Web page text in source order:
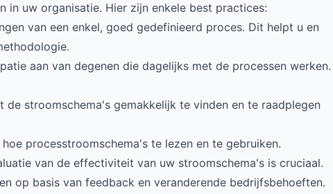
in uw organisatie. Hier zijn enkele best practices:
van een enkel, goed gedefinieerd proces. Dit helpt u en
aan van degenen die dagelijks met de processen werken.
de stroomschema's gemakkelijk te vinden en te raadplegen
processtroomschema's te lezen en te gebruiken.
van de effectiviteit van uw stroomschema's is cruciaal.
op basis van feedback en veranderende bedrijfsbehoeften.